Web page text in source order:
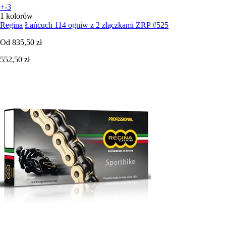
+-3
1 kolorów
Regina Łańcuch 114 ogniw z 2 złączkami ZRP #525
Od 835,50 zł
552,50 zł